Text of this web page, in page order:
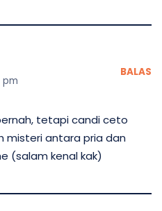
pm
BALAS
tetapi candi ceto
misteri antara pria dan
(salam kenal kak)